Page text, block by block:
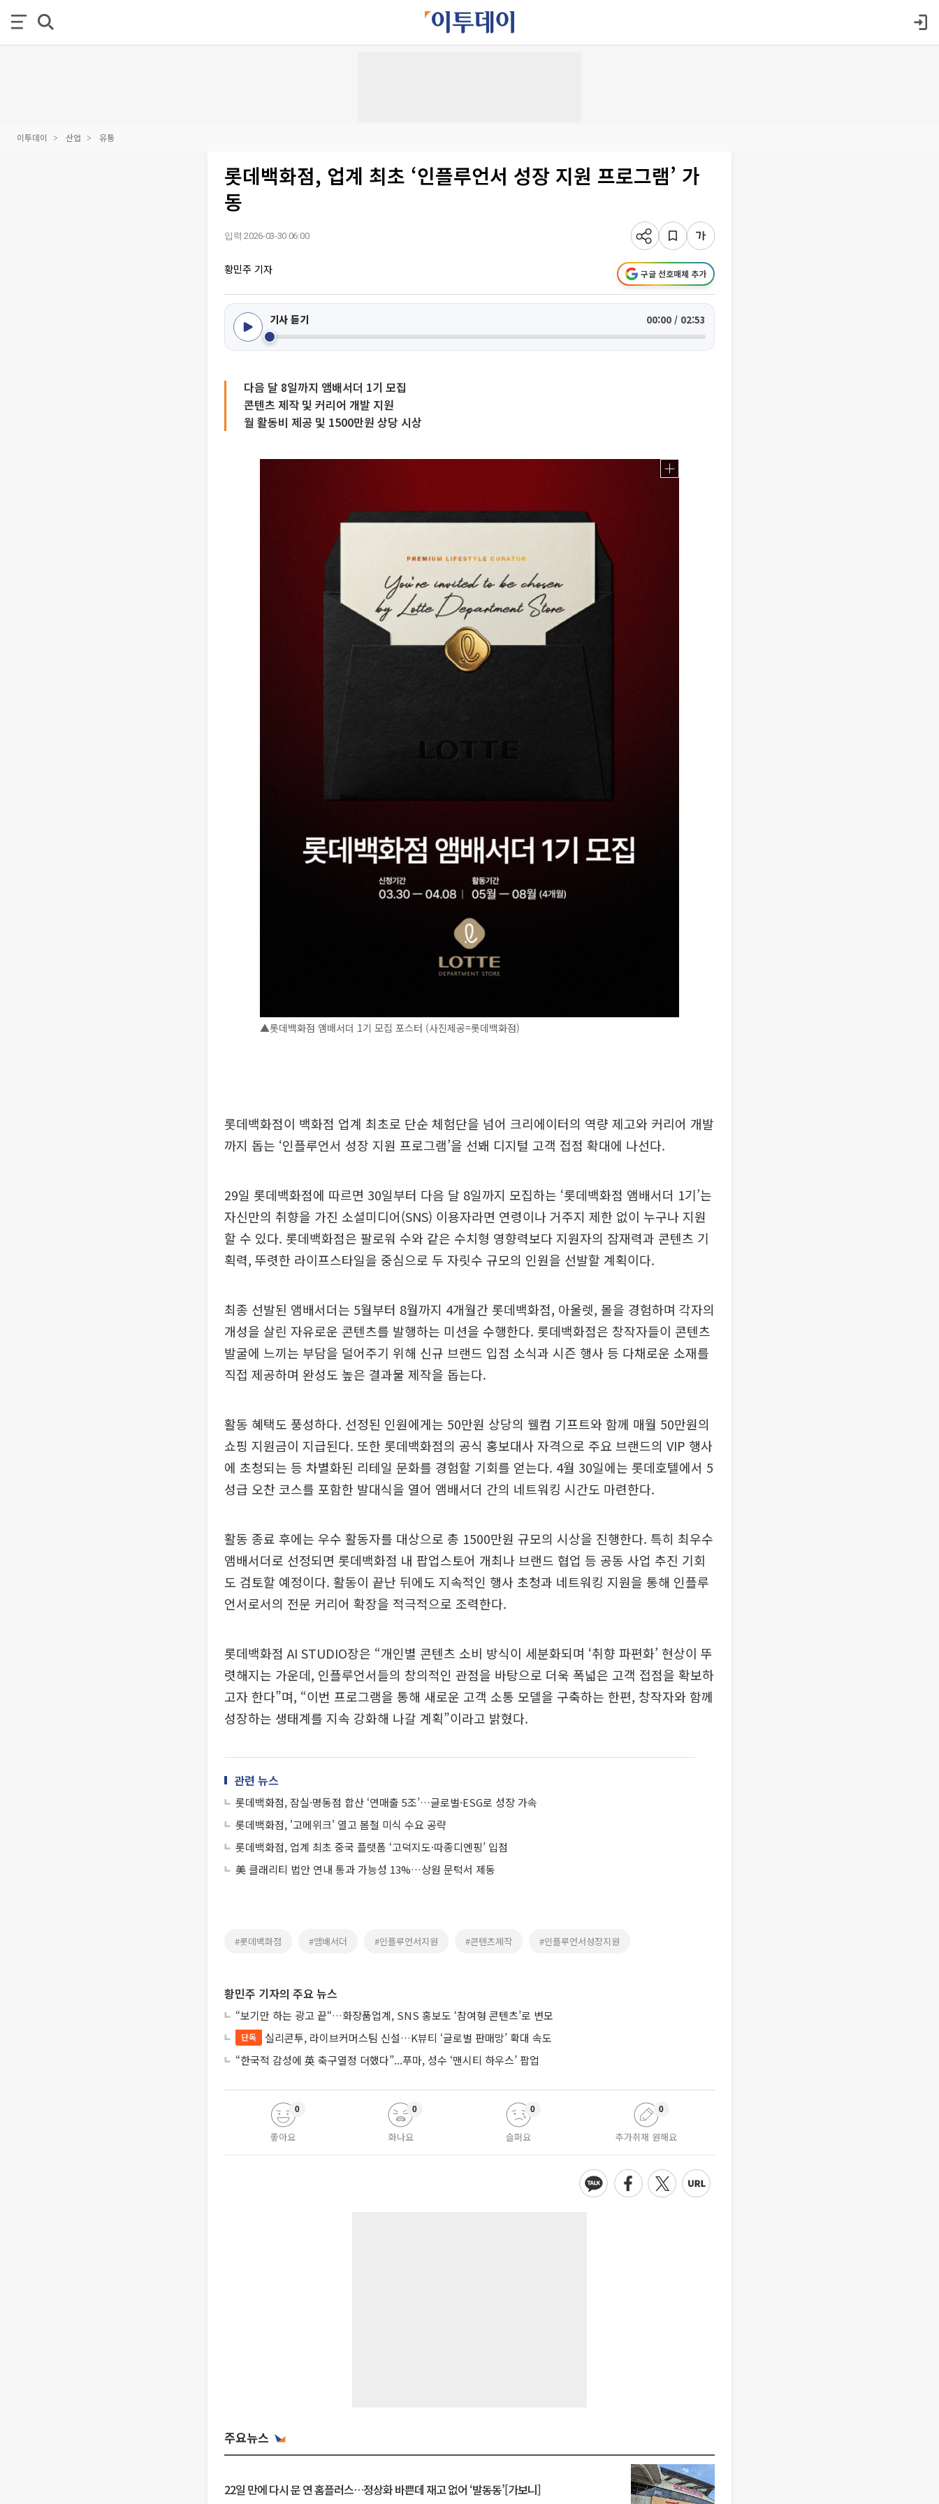
이투데이 산업 유통
롯데백화점, 업계 최초 ‘인플루언서 성장 지원 프로그램’ 가
동
입력 2026-03-30 06:00
황민주 기자 구글 선호매체 추가
기사 듣기 00:00 / 02:53
다음 달 8일까지 앰배서더 1기 모집
콘텐츠 제작 및 커리어 개발 지원
월 활동비 제공 및 1500만원 상당 시상
▲롯데백화점 앰배서더 1기 모집 포스터 (사진제공=롯데백화점)
롯데백화점이 백화점 업계 최초로 단순 체험단을 넘어 크리에이터의 역량 제고와 커리어 개발
까지 돕는 ‘인플루언서 성장 지원 프로그램’을 선봬 디지털 고객 접점 확대에 나선다.
29일 롯데백화점에 따르면 30일부터 다음 달 8일까지 모집하는 ‘롯데백화점 앰배서더 1기’는
자신만의 취향을 가진 소셜미디어(SNS) 이용자라면 연령이나 거주지 제한 없이 누구나 지원
할 수 있다. 롯데백화점은 팔로워 수와 같은 수치형 영향력보다 지원자의 잠재력과 콘텐츠 기
획력, 뚜렷한 라이프스타일을 중심으로 두 자릿수 규모의 인원을 선발할 계획이다.
최종 선발된 앰배서더는 5월부터 8월까지 4개월간 롯데백화점, 아울렛, 몰을 경험하며 각자의
개성을 살린 자유로운 콘텐츠를 발행하는 미션을 수행한다. 롯데백화점은 창작자들이 콘텐츠
발굴에 느끼는 부담을 덜어주기 위해 신규 브랜드 입점 소식과 시즌 행사 등 다채로운 소재를
직접 제공하며 완성도 높은 결과물 제작을 돕는다.
활동 혜택도 풍성하다. 선정된 인원에게는 50만원 상당의 웰컴 기프트와 함께 매월 50만원의
쇼핑 지원금이 지급된다. 또한 롯데백화점의 공식 홍보대사 자격으로 주요 브랜드의 VIP 행사
에 초청되는 등 차별화된 리테일 문화를 경험할 기회를 얻는다. 4월 30일에는 롯데호텔에서 5
성급 오찬 코스를 포함한 발대식을 열어 앰배서더 간의 네트워킹 시간도 마련한다.
활동 종료 후에는 우수 활동자를 대상으로 총 1500만원 규모의 시상을 진행한다. 특히 최우수
앰배서더로 선정되면 롯데백화점 내 팝업스토어 개최나 브랜드 협업 등 공동 사업 추진 기회
도 검토할 예정이다. 활동이 끝난 뒤에도 지속적인 행사 초청과 네트워킹 지원을 통해 인플루
언서로서의 전문 커리어 확장을 적극적으로 조력한다.
롯데백화점 AI STUDIO장은 “개인별 콘텐츠 소비 방식이 세분화되며 ‘취향 파편화’ 현상이 뚜
렷해지는 가운데, 인플루언서들의 창의적인 관점을 바탕으로 더욱 폭넓은 고객 접점을 확보하
고자 한다”며, “이번 프로그램을 통해 새로운 고객 소통 모델을 구축하는 한편, 창작자와 함께
성장하는 생태계를 지속 강화해 나갈 계획”이라고 밝혔다.
관련 뉴스
롯데백화점, 잠실·명동점 합산 ‘연매출 5조’…글로벌·ESG로 성장 가속
롯데백화점, '고메위크' 열고 봄철 미식 수요 공략
롯데백화점, 업계 최초 중국 플랫폼 ‘고덕지도·따종디엔핑’ 입점
美 클래리티 법안 연내 통과 가능성 13%…상원 문턱서 제동
#롯데백화점 #앰배서더 #인플루언서지원 #콘텐츠제작 #인플루언서성장지원
황민주 기자의 주요 뉴스
“보기만 하는 광고 끝“…화장품업계, SNS 홍보도 ‘참여형 콘텐츠’로 변모
단독
실리콘투, 라이브커머스팀 신설…K뷰티 ‘글로벌 판매망’ 확대 속도
“한국적 감성에 英 축구열정 더했다”...푸마, 성수 ‘맨시티 하우스’ 팝업
좋아요
0
화나요
0
슬퍼요
0
추가취재 원해요
0
주요뉴스
22일 만에 다시 문 연 홈플러스…정상화 바쁜데 재고 없어 ‘발동동’[가보니]